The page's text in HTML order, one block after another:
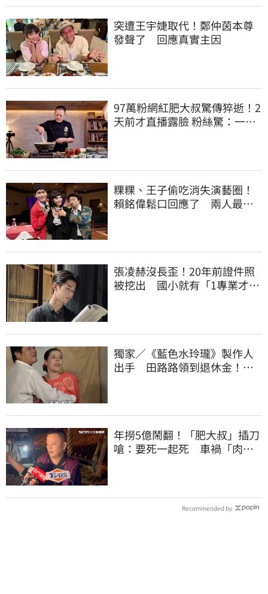
突遭王宇婕取代！鄭仲茵本尊
發聲了 回應真實主因
97萬粉網紅肥大叔驚傳猝逝！2
天前才直播露臉 粉絲驚：一直
粿粿、王子偷吃消失演藝圈！
賴銘偉鬆口回應了 兩人最新
張凌赫沒長歪！20年前證件照
被挖出 國小就有「1專業才
獨家／《藍色水玲瓏》製作人
出手 田路路領到退休金！隱
年撈5億鬧翻！「肥大叔」插刀
嗆：要死一起死 車禍「肉眼
Recommended by